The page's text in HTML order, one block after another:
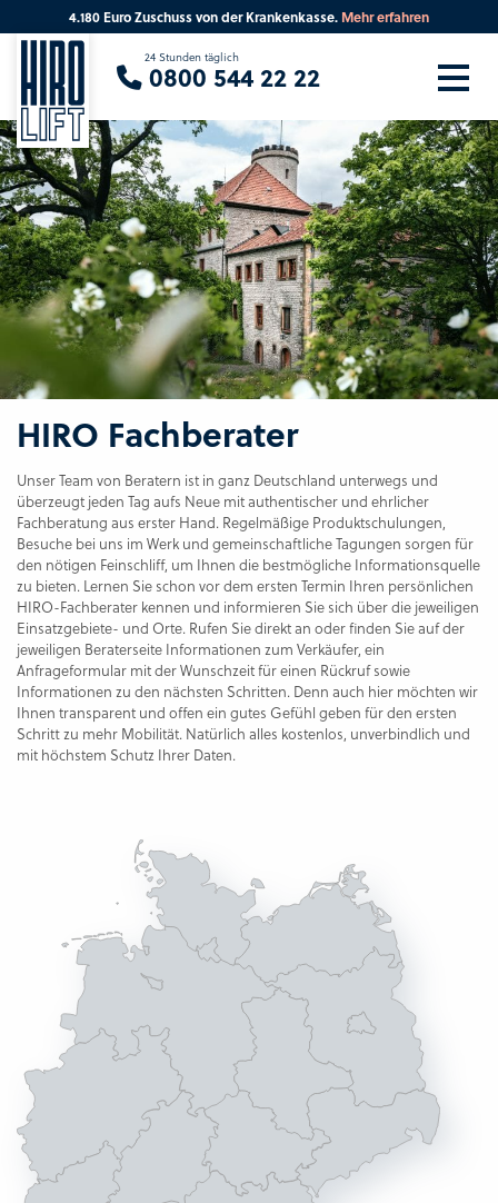
HIRO Fachberater
Unser Team von Beratern ist in ganz Deutschland unterwegs und
überzeugt jeden Tag aufs Neue mit authentischer und ehrlicher
Fachberatung aus erster Hand. Regelmäßige Produktschulungen,
Besuche bei uns im Werk und gemeinschaftliche Tagungen sorgen für
den nötigen Feinschliff, um Ihnen die bestmögliche Informationsquelle
zu bieten. Lernen Sie schon vor dem ersten Termin Ihren persönlichen
HIRO-Fachberater kennen und informieren Sie sich über die jeweiligen
Einsatzgebiete- und Orte. Rufen Sie direkt an oder finden Sie auf der
jeweiligen Beraterseite Informationen zum Verkäufer, ein
Anfrageformular mit der Wunschzeit für einen Rückruf sowie
Informationen zu den nächsten Schritten. Denn auch hier möchten wir
Ihnen transparent und offen ein gutes Gefühl geben für den ersten
Schritt zu mehr Mobilität. Natürlich alles kostenlos, unverbindlich und
mit höchstem Schutz Ihrer Daten.
4.180 Euro Zuschuss von der Krankenkasse.Mehr erfahren
24 Stunden täglich
0800 544 22 22
Sie suchen eine Beratung vor Ort?
Ihre PLZ Beratung